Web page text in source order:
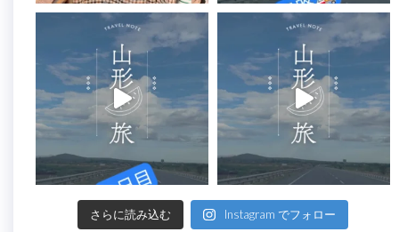
さらに読み込む Instagram でフォロー